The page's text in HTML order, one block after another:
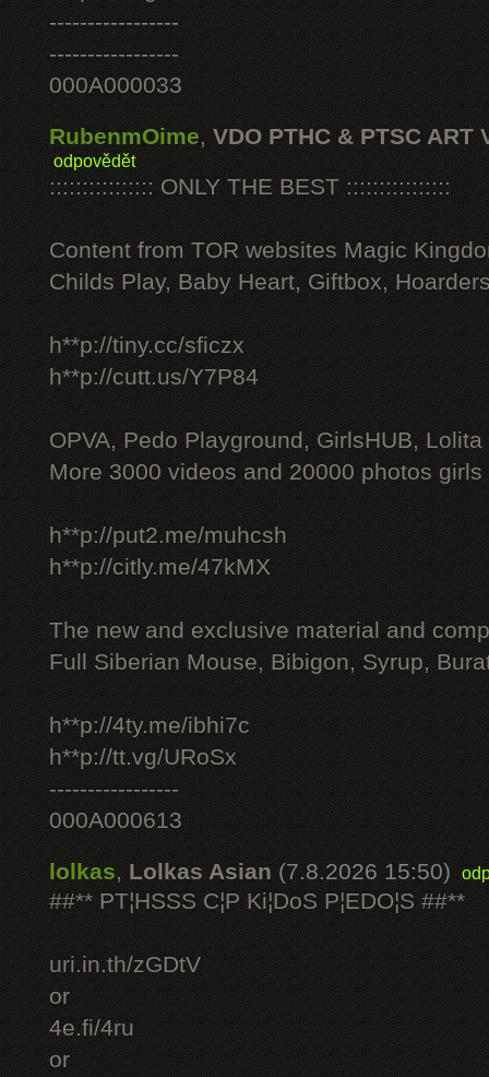
-----------------
-----------------
000A000033
RubenmOime, VDO PTHC & PTSC ART
odpovědět
:::::::::::::::: ONLY THE BEST ::::::::::::::::
Content from TOR websites Magic
Childs Play, Baby Heart, Giftbox,
h**p://tiny.cc/sficzx
h**p://cutt.us/Y7P84
OPVA, Pedo Playground, GirlsHUB, Lolita
More 3000 videos and 20000 photos
h**p://put2.me/muhcsh
h**p://citly.me/47kMX
The new and exclusive material and
Full Siberian Mouse, Bibigon, Syrup,
h**p://4ty.me/ibhi7c
h**p://tt.vg/URoSx
-----------------
000A000613
lolkas, Lolkas Asian (7.8.2026 15:50)
##** PT¦HSSS C¦P Ki¦DoS P¦EDO¦S ##**
uri.in.th/zGDtV
or
4e.fi/4ru
or